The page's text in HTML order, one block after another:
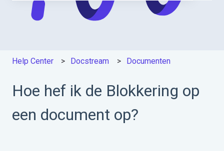
Er zijn geen suggesties want het zoekveld is leeg.
Help Center Docstream Documenten
Hoe hef ik de Blokkering op
een document op?